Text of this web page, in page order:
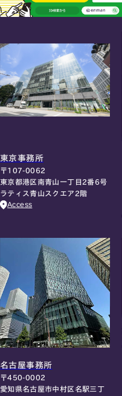
東京事務所
〒107-0062
東京都港区南青山一丁目2番6号
ラティス青山スクエア2階
Access
名古屋事務所
〒450-0002
愛知県名古屋市中村区名駅三丁